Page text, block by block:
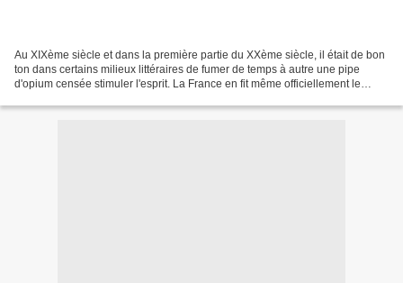
Au XIXème siècle et dans la première partie du XXème siècle, il était de bon
ton dans certains milieux littéraires de fumer de temps à autre une pipe
d'opium censée stimuler l'esprit. La France en fit même officiellement le